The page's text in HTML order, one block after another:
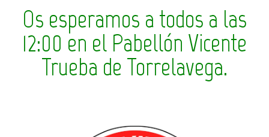
Os esperamos a todos a las
12:00 en el Pabellón Vicente
Trueba de Torrelavega.